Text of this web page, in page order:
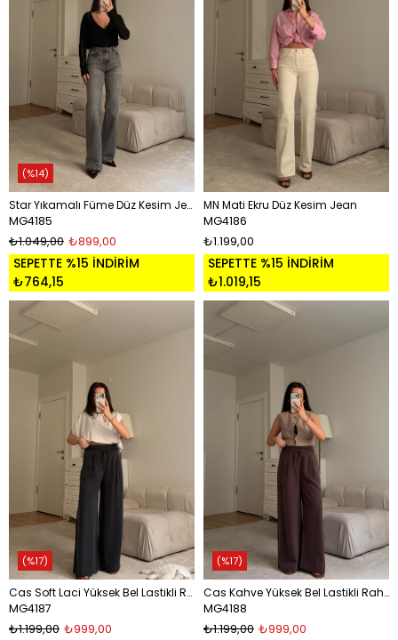
Star Yıkamalı Füme Düz Kesim Jean
MG4185
₺899,00
₺1.049,00
SEPETTE %15 İNDİRİM
₺764,15
%14
MN Mati Ekru Düz Kesim Jean
MG4186
₺1.199,00
SEPETTE %15 İNDİRİM
₺1.019,15
Cas Soft Laci Yüksek Bel Lastikli Rahat Kesim Pantolon
MG4187
₺999,00
₺1.199,00
%17
Cas Kahve Yüksek Bel Lastikli Rahat Kesim Pantolon
MG4188
₺999,00
₺1.199,00
%17